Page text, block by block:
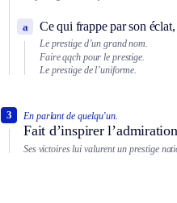
Ce qui frappe par son
a
Le prestige d’un grand nom.
Faire qqch pour le prestige.
Le prestige de l’uniforme.
En parlant de quelqu’un.
Fait d’inspirer
3
Ses victoires lui valurent un prestige